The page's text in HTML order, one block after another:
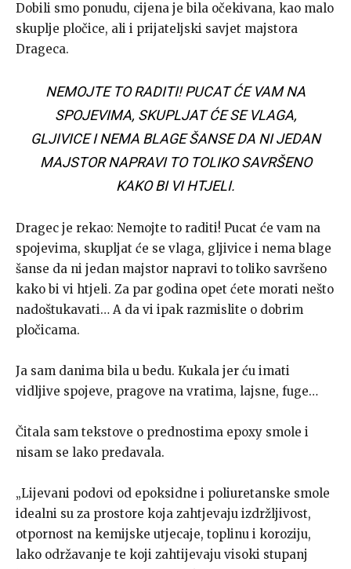
Dobili smo ponudu, cijena je bila očekivana, kao malo
skuplje pločice, ali i prijateljski savjet majstora
Drageca.
NEMOJTE TO RADITI! PUCAT ĆE VAM NA
SPOJEVIMA, SKUPLJAT ĆE SE VLAGA,
GLJIVICE I NEMA BLAGE ŠANSE DA NI JEDAN
MAJSTOR NAPRAVI TO TOLIKO SAVRŠENO
KAKO BI VI HTJELI.
Dragec je rekao: Nemojte to raditi! Pucat će vam na
spojevima, skupljat će se vlaga, gljivice i nema blage
šanse da ni jedan majstor napravi to toliko savršeno
kako bi vi htjeli. Za par godina opet ćete morati nešto
nadoštukavati… A da vi ipak razmislite o dobrim
pločicama.
Ja sam danima bila u bedu. Kukala jer ću imati
vidljive spojeve, pragove na vratima, lajsne, fuge…
Čitala sam tekstove o prednostima epoxy smole i
nisam se lako predavala.
„Lijevani podovi od epoksidne i poliuretanske smole
idealni su za prostore koja zahtjevaju izdržljivost,
otpornost na kemijske utjecaje, toplinu i koroziju,
lako održavanje te koji zahtijevaju visoki stupanj